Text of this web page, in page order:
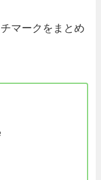
マークをまとめ